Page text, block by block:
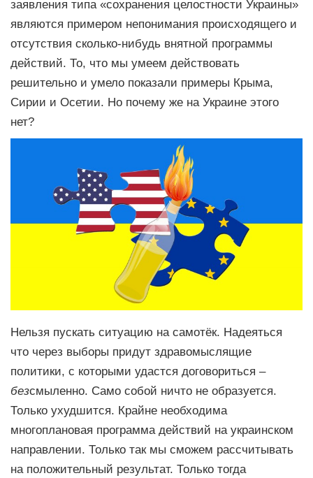
заявления типа «сохранения целостности Украины»
являются примером непонимания происходящего и
отсутствия сколько-нибудь внятной программы
действий. То, что мы умеем действовать
решительно и умело показали примеры Крыма,
Сирии и Осетии. Но почему же на Украине этого
нет?
Нельзя пускать ситуацию на самотёк. Надеяться
что через выборы придут здравомыслящие
политики, с которыми удастся договориться –
безсмыленно. Само собой ничто не образуется.
Только ухудшится. Крайне необходима
многоплановая программа действий на украинском
направлении. Только так мы сможем рассчитывать
на положительный результат. Только тогда